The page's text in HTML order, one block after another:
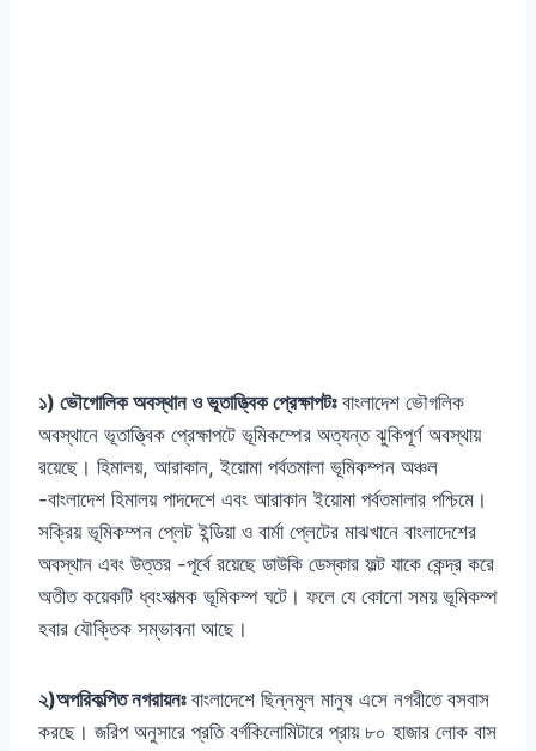
১) ভৌগোলিক অবস্থান ও ভূতাত্ত্বিক প্রেক্ষাপটঃবাংলাদেশ ভৌগলিক
অবস্থানে ভূতাত্ত্বিক প্রেক্ষাপটে ভূমিকম্পের অত্যন্ত ঝুকিপূর্ণ অবস্থায়
রয়েছে। হিমালয়, আরাকান, ইয়োমা পর্বতমালা ভূমিকম্পন অঞ্চল
-বাংলাদেশ হিমালয় পাদদেশে এবং আরাকান ইয়োমা পর্বতমালার পশ্চিমে।
সক্রিয় ভূমিকম্পন প্লেট ইন্ডিয়া ও বার্মা প্লেটের মাঝখানে বাংলাদেশের
অবস্থান এবং উত্তর -পূর্বে রয়েছে ডাউকি ডেস্কার ফল্ট যাকে কেন্দ্র করে
অতীত কয়েকটি ধ্বংসাত্মক ভূমিকম্প ঘটে। ফলে যে কোনো সময় ভূমিকম্প
হবার যৌক্তিক সম্ভাবনা আছে।
২)অপরিকল্পিত নগরায়নঃবাংলাদেশে ছিন্নমূল মানুষ এসে নগরীতে বসবাস
করছে। জরিপ অনুসারে প্রতি বর্গকিলোমিটারে প্রায় ৮০ হাজার লোক বাস